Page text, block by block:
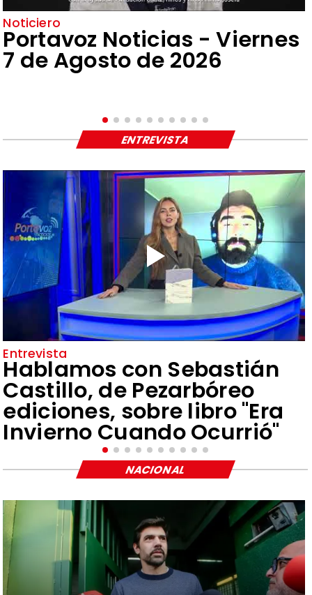
Noticiero
Portavoz Noticias - Viernes
7 de Agosto de 2026
Entrevista
Hablamos con Sebastián
Castillo, de Pezarbóreo
ediciones, sobre libro "Era
Invierno Cuando Ocurrió"
ENTREVISTA
NACIONAL